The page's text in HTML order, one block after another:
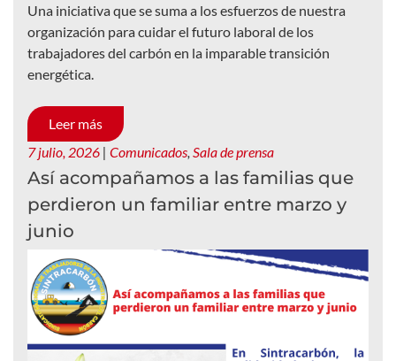
Una iniciativa que se suma a los esfuerzos de nuestra
organización para cuidar el futuro laboral de los
trabajadores del carbón en la imparable transición
energética.
Leer más
7 julio, 2026 | Comunicados, Sala de prensa
Así acompañamos a las familias que
perdieron un familiar entre marzo y
junio